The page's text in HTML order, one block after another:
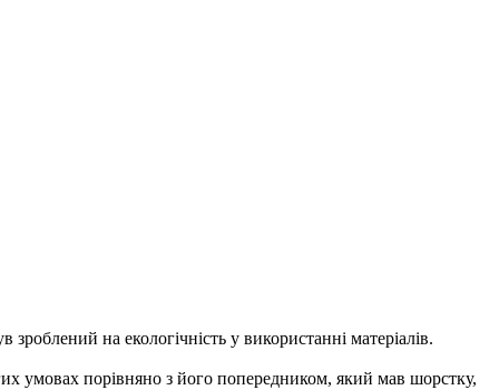
на екологічність у використанні матеріалів.
умовах порівняно з його попередником, який мав шорстку,